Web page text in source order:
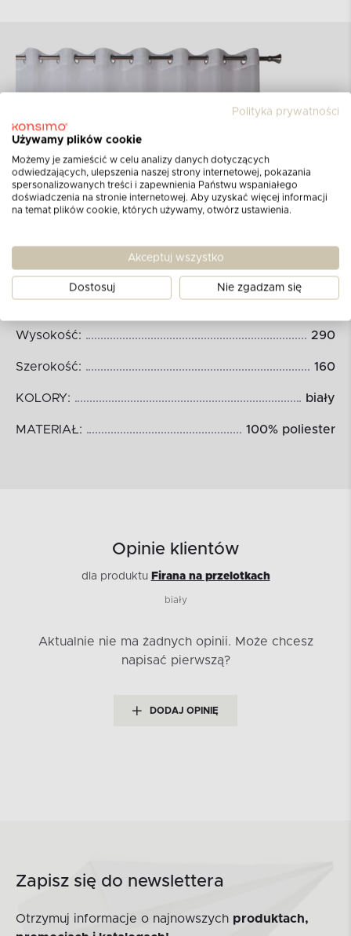
Wymiary produktu:
WYMIARY (cm):
Wysokość: 290
Szerokość: 160
KOLORY: biały
MATERIAŁ: 100% poliester
Opinie klientów
dla produktu Firana na przelotkach
biały
Aktualnie nie ma żadnych opinii. Może chcesz
napisać pierwszą?
DODAJ OPINIĘ
Zapisz się do newslettera
Otrzymuj informacje o najnowszych produktach,
Polityka prywatności
Używamy plików cookie
Możemy je zamieścić w celu analizy danych dotyczących
odwiedzających, ulepszenia naszej strony internetowej, pokazania
spersonalizowanych treści i zapewnienia Państwu wspaniałego
doświadczenia na stronie internetowej. Aby uzyskać więcej informacji
na temat plików cookie, których używamy, otwórz ustawienia.
Akceptuj wszystko
Dostosuj Nie zgadzam się